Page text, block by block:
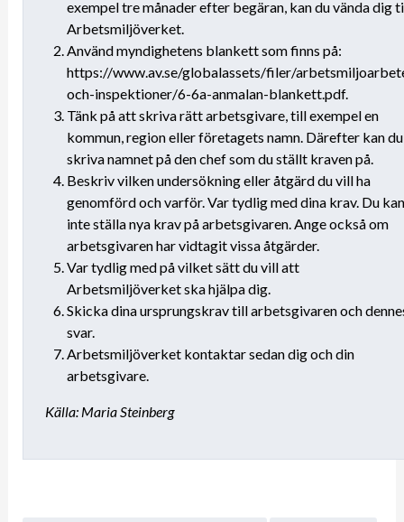
exempel tre månader efter begäran, kan du vända dig
Arbetsmiljöverket.
Använd myndighetens blankett som finns på:
https://www.av.se/globalassets/filer/
och-inspektioner/6-6a-anmalan-blankett.pdf.
Tänk på att skriva rätt arbetsgivare, till exempel en
kommun, region eller företagets namn. Därefter kan du
skriva namnet på den chef som du ställt kraven på.
Beskriv vilken undersökning eller åtgärd du vill ha
genomförd och varför. Var tydlig med dina krav. Du kan
inte ställa nya krav på arbetsgivaren. Ange också om
arbetsgivaren har vidtagit vissa åtgärder.
Var tydlig med på vilket sätt du vill att
Arbetsmiljöverket ska hjälpa dig.
Skicka dina ursprungskrav till arbetsgivaren och
svar.
Arbetsmiljöverket kontaktar sedan dig och din
arbetsgivare.
Källa: Maria Steinberg